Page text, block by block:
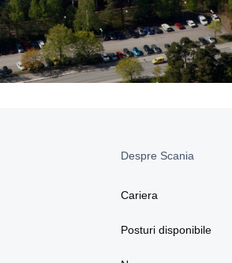
Despre Scania
Cariera
Posturi disponibile